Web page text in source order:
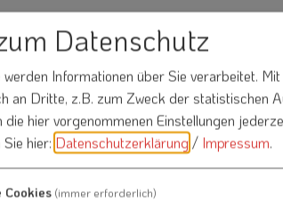
Sedlmeier - Patchwork
2
Datenschutz
Informationen über Sie verarbeitet.
an Dritte, z.B. zum Zweck der statistischen
hier vorgenommenen Einstellungen
hier: Datenschutzerklärung / Impressum.
Cookies (immer erforderlich)